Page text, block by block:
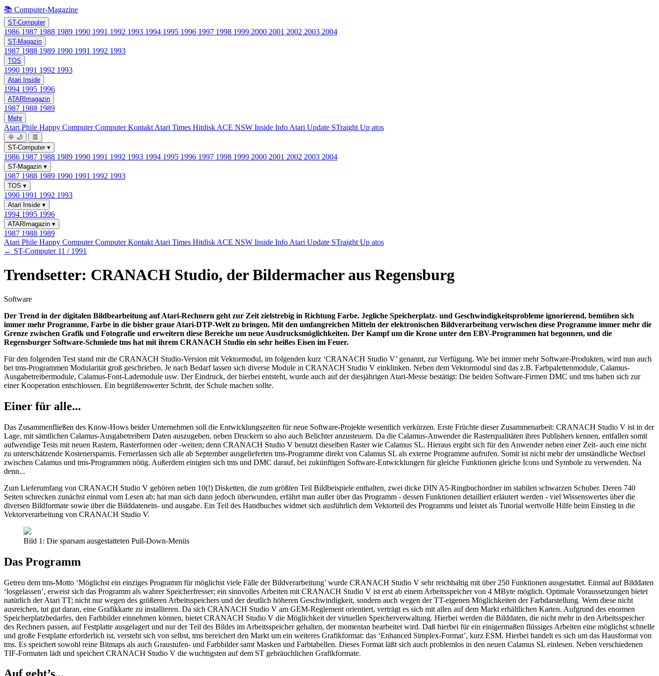
📚 Computer-Magazine
ST-Computer
1986 1987 1988 1989 1990 1991 1992 1993 1994 1995 1996 1997 1998 1999 2000 2001 2002 2003 2004
ST-Magazin
1987 1988 1989 1990 1991 1992 1993
TOS
1990 1991 1992 1993
Atari Inside
1994 1995 1996
ATARImagazin
1987 1988 1989
Mehr
Atari Phile Happy ComputerComputer Kontakt Atari Times Hitdisk ACE NSW Inside Info Atari Update STraight Up atos
🌞 🌙
☰
ST-Computer ▾
1986 1987 1988 1989 1990 1991 1992 1993 1994 1995 1996 1997 1998 1999 2000 2001 2002 2003 2004
ST-Magazin ▾
1987 1988 1989 1990 1991 1992 1993
TOS ▾
1990 1991 1992 1993
Atari Inside ▾
1994 1995 1996
ATARImagazin ▾
1987 1988 1989
Atari Phile Happy ComputerComputer Kontakt Atari Times Hitdisk ACE NSW Inside Info Atari Update STraight Up atos
← ST-Computer 11 / 1991
Trendsetter: CRANACH Studio, der Bildermacher aus Regensburg
Software
Der Trend in der digitalen Bildbearbeitung auf Atari-Rechnern geht zur Zeit zielstrebig in Richtung Farbe. Jegliche Speicherplatz- und Geschwindigkeitsprobleme ignorierend, bemühen sich
immer mehr Programme, Farbe in die bisher graue Atari-DTP-Welt zu bringen. Mit den umfangreichen Mitteln der elektronischen Bildverarbeitung verwischen diese Programme immer mehr die
Grenze zwischen Grafik und Fotografie und erweitern diese Bereiche um neue Ausdrucksmöglichkeiten. Der Kampf um die Krone unter den EBV-Programmen hat begonnen, und die
Regensburger Software-Schmiede tms hat mit ihrem CRANACH Studio ein sehr heißes Eisen im Feuer.
Für den folgenden Test stand mir die CRANACH Studio-Version mit Vektormodul, im folgenden kurz ‘CRANACH Studio V’ genannt, zur Verfügung. Wie bei immer mehr Software-Produkten, wird nun auch
bei tms-Programmen Modularität groß geschrieben. Je nach Bedarf lassen sich diverse Module in CRANACH Studio V einklinken. Neben dem Vektormodul sind das z.B. Farbpalettenmodule, Calamus-
Ausgabetreibermodule, Calamus-Font-Lademodule usw. Der Eindruck, der hierbei entsteht, wurde auch auf der diesjährigen Atari-Messe bestätigt: Die beiden Software-Firmen DMC und tms haben sich zur
einer Kooperation entschlossen. Ein begrüßenswerter Schritt, der Schule machen sollte.
Einer für alle...
Das Zusammenfließen des Know-Hows beider Unternehmen soll die Entwicklungszeiten für neue Software-Projekte wesentlich verkürzen. Erste Früchte dieser Zusammenarbeit: CRANACH Studio V ist in der
Lage, mit sämtlichen Calamus-Ausgabetreibern Daten auszugeben, neben Druckern so also auch Belichter anzusteuern. Da die Calamus-Anwender die Rasterqualitäten ihres Publishers kennen, entfallen somit
aufwendige Tests mit neuen Rastern, Rasterformen oder -weiten; denn CRANACH Studio V benutzt dieselben Raster wie Calamus SL. Hieraus ergibt sich für den Anwender neben einer Zeit- auch eine nicht
zu unterschätzende Kostenersparnis. Fernerlassen sich alle ab September ausgelieferten tms-Programme direkt von Calamus SL als externe Programme aufrufen. Somit ist nicht mehr der umständliche Wechsel
zwischen Calamus und tms-Programmen nötig. Außerdem einigten sich tms und DMC darauf, bei zukünftigen Software-Entwicklungen für gleiche Funktionen gleiche Icons und Symbole zu verwenden. Na
denn...
Zum Lieferumfang von CRANACH Studio V gehören neben 10(!) Disketten, die zum größten Teil Bildbeispiele enthalten, zwei dicke DIN A5-Ringbuchordner im stabilen schwarzen Schuber. Deren 740
Seiten schrecken zunächst einmal vom Lesen ab; hat man sich dann jedoch überwunden, erfährt man außer über das Programm - dessen Funktionen detailliert erläutert werden - viel Wissenswertes über die
diversen Bildformate sowie über die Bilddatenein- und ausgabe. Ein Teil des Handbuches widmet sich ausführlich dem Vektorteil des Programms und leistet als Tutorial wertvolle Hilfe beim Einstieg in die
Vektorverarbeitung von CRANACH Studio V.
Bild 1: Die sparsam ausgestatteten Pull-Down-Menüs
Das Programm
Getreu dem tms-Motto ‘Möglichst ein einziges Programm für möglichst viele Fälle der Bildverarbeitung’ wurde CRANACH Studio V sehr reichhaltig mit über 250 Funktionen ausgestattet. Einmal auf Bilddaten
‘losgelassen’, erweist sich das Programm als wahrer Speicherfresser; ein sinnvolles Arbeiten mit CRANACH Studio V ist erst ab einem Arbeitsspeicher von 4 MByte möglich. Optimale Voraussetzungen bietet
natürlich der Atari TT; nicht nur wegen des größeren Arbeitsspeichers und der deutlich höheren Geschwindigkeit, sondern auch wegen der TT-eigenen Möglichkeiten der Farbdarstellung. Wem diese nicht
ausreichen, tut gut daran, eine Grafikkarte zu installieren. Da sich CRANACH Studio V am GEM-Reglement orientiert, verträgt es sich mit allen auf dem Markt erhältlichen Karten. Aufgrund des enormen
Speicherplatzbedarfes, den Farbbilder einnehmen können, bietet CRANACH Studio V die Möglichkeit der virtuellen Speicherverwaltung. Hierbei werden die Bilddaten, die nicht mehr in den Arbeitsspeicher
des Rechners passen, auf Festplatte ausgelagert und nur der Teil des Bildes im Arbeitsspeicher gehalten, der momentan bearbeitet wird. Daß hierbei für ein einigermaßen flüssiges Arbeiten eine möglichst schnelle
und große Festplatte erforderlich ist, versteht sich von selbst, tms bereichert den Markt um ein weiteres Grafikformat: das ‘Enhanced Simplex-Format’, kurz ESM. Hierbei handelt es sich um das Hausformat von
tms. Es speichert sowohl reine Bitmaps als auch Graustufen- und Farbbilder samt Masken und Farbtabellen. Dieses Format läßt sich auch problemlos in den neuen Calamus SL einlesen. Neben verschiedenen
TIF-Formaten lädt und speichert CRANACH Studio V die wuchtigsten auf dem ST gebräuchlichen Grafikformate.